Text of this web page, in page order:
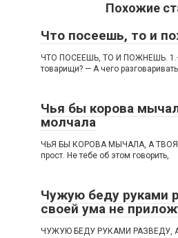
Похожие
Что посеешь, то и
ЧТО ПОСЕЕШЬ, ТО И ПОЖНЕШЬ.
товарищи? — А чего разговаривать
Чья бы корова
молчала
ЧЬЯ БЫ КОРОВА МЫЧАЛА, А ТВОЯ
прост. Не тебе об этом говорить,
Чужую беду руками
своей ума не
ЧУЖУЮ БЕДУ РУКАМИ РАЗВЕДУ,